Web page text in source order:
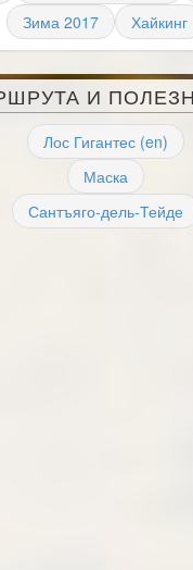
Зима 2017
Хайкинг
И
Лос Гигантес (en)
Маска
Сантъяго-дель-Тейде